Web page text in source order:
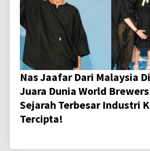
Nas Jaafar Dari Malaysia
Juara Dunia World
Sejarah Terbesar Industri
Tercipta!